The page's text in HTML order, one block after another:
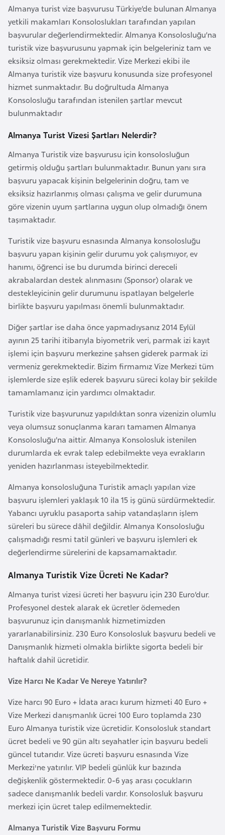
Almanya turist vize başvurusu Türkiye’de bulunan Almanya
yetkili makamları Konsoloslukları tarafından yapılan
başvurular değerlendirmektedir. Almanya Konsolosluğu’na
turistik vize başvurusunu yapmak için belgeleriniz tam ve
eksiksiz olması gerekmektedir. Vize Merkezi ekibi ile
Almanya turistik vize başvuru konusunda size profesyonel
hizmet sunmaktadır. Bu doğrultuda Almanya
Konsolosluğu tarafından istenilen şartlar mevcut
bulunmaktadır
Almanya Turist Vizesi Şartları Nelerdir?
Almanya Turistik vize başvurusu için konsolosluğun
getirmiş olduğu şartları bulunmaktadır. Bunun yanı sıra
başvuru yapacak kişinin belgelerinin doğru, tam ve
eksiksiz hazırlanmış olması çalışma ve gelir durumuna
göre vizenin uyum şartlarına uygun olup olmadığı önem
taşımaktadır.
Turistik vize başvuru esnasında Almanya konsolosluğu
başvuru yapan kişinin gelir durumu yok çalışmıyor, ev
hanımı, öğrenci ise bu durumda birinci dereceli
akrabalardan destek alınmasını (Sponsor) olarak ve
destekleyicinin gelir durumunu ispatlayan belgelerle
birlikte başvuru yapılması önemli bulunmaktadır.
Diğer şartlar ise daha önce yapmadıysanız 2014 Eylül
ayının 25 tarihi itibarıyla biyometrik veri, parmak izi kayıt
işlemi için başvuru merkezine şahsen giderek parmak izi
vermeniz gerekmektedir. Bizim firmamız Vize Merkezi tüm
işlemlerde size eşlik ederek başvuru süreci kolay bir şekilde
tamamlamanız için yardımcı olmaktadır.
Turistik vize başvurunuz yapıldıktan sonra vizenizin olumlu
veya olumsuz sonuçlanma kararı tamamen Almanya
Konsolosluğu’na aittir. Almanya Konsolosluk istenilen
durumlarda ek evrak talep edebilmekte veya evrakların
yeniden hazırlanması isteyebilmektedir.
Almanya konsolosluğuna Turistik amaçlı yapılan vize
başvuru işlemleri yaklaşık 10 ila 15 iş günü sürdürmektedir.
Yabancı uyruklu pasaporta sahip vatandaşların işlem
süreleri bu sürece dâhil değildir. Almanya Konsolosluğu
çalışmadığı resmi tatil günleri ve başvuru işlemleri ek
değerlendirme sürelerini de kapsamamaktadır.
Almanya Turistik Vize Ücreti Ne Kadar?
Almanya turist vizesi ücreti her başvuru için 230 Euro’dur.
Profesyonel destek alarak ek ücretler ödemeden
başvurunuz için danışmanlık hizmetimizden
yararlanabilirsiniz. 230 Euro Konsolosluk başvuru bedeli ve
Danışmanlık hizmeti olmakla birlikte sigorta bedeli bir
haftalık dahil ücretidir.
Vize Harcı Ne Kadar Ve Nereye Yatırılır?
Vize harcı 90 Euro + İdata aracı kurum hizmeti 40 Euro +
Vize Merkezi danışmanlık ücrei 100 Euro toplamda 230
Euro Almanya turistik vize ücretidir. Konsolosluk standart
ücret bedeli ve 90 gün altı seyahatler için başvuru bedeli
güncel tutarıdır. Vize ücreti başvuru esnasında Vize
Merkezi'ne yatırılır. VIP bedeli günlük kur bazında
değişkenlik göstermektedir. 0-6 yaş arası çocukların
sadece danışmanlık bedeli vardır. Konsolosluk başvuru
merkezi için ücret talep edilmemektedir.
Almanya Turistik Vize Başvuru Formu
s
n
a
H
e
r
s
e
k
B
u
l
g
a
r
i
t
a
n
B
r
k
i
n
a
F
s
o
Ç
d
Ç
e
k
C
m
h
u
r
i
y
e
i
C
e
z
a
y
i
r
C